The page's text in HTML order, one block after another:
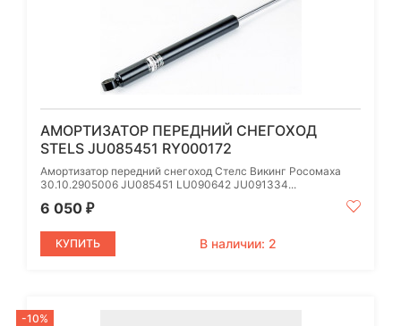
АМОРТИЗАТОР ПЕРЕДНИЙ СНЕГОХОД
STELS JU085451 RY000172
Амортизатор передний снегоход Стелс Викинг Росомаха
30.10.2905006 JU085451 LU090642 JU091334...
6 050 ₽
КУПИТЬ В наличии: 2
-10%